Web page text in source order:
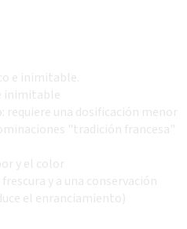
e inimitable.
inimitable
una dosificación menor
"tradición francesa"
y el color
y a una conservación
el enranciamiento)